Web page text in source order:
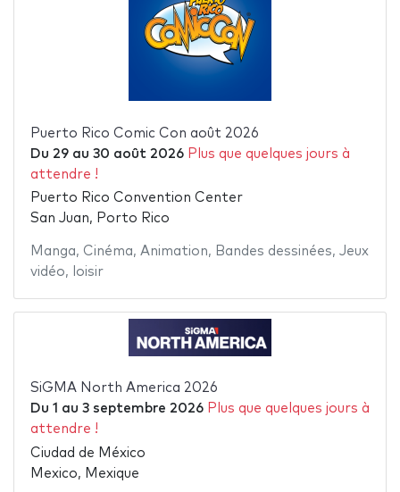
Puerto Rico Comic Con août 2026
Du 29au 30 août 2026 Plus que quelques jours à
attendre !
Puerto Rico Convention Center
San Juan, Porto Rico
Manga, Cinéma, Animation, Bandes dessinées, Jeux
vidéo, loisir
SiGMA North America 2026
Du 1 au 3 septembre 2026 Plus que quelques jours à
attendre !
Ciudad de México
Mexico, Mexique